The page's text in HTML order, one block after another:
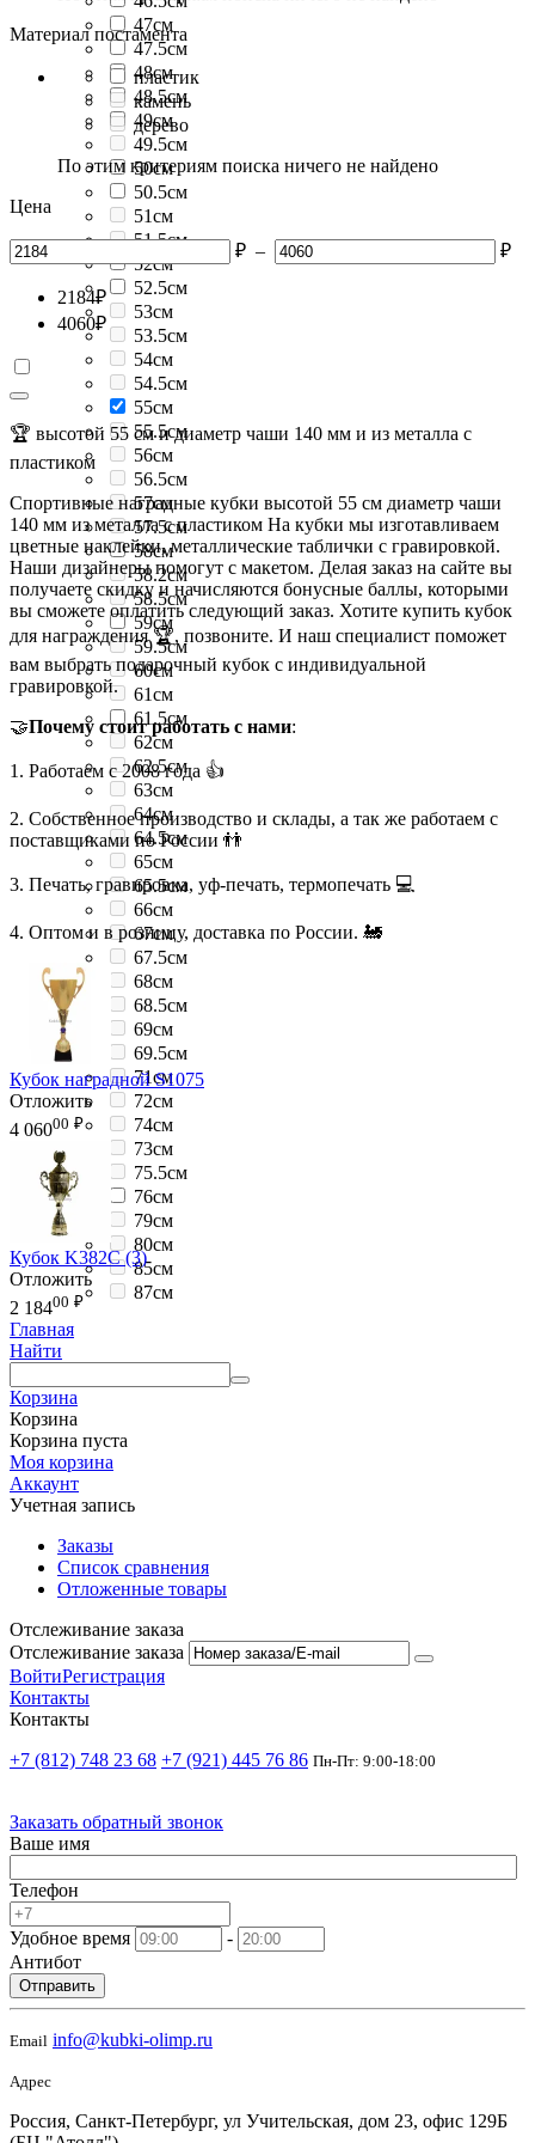
47см
47.5см
48см
48.5см
49см
49.5см
50см
50.5см
51см
51.5см
52см
52.5см
53см
53.5см
54см
54.5см
55см
55.5см
56см
56.5см
57см
57.5см
58см
58.2см
58.5см
59см
59.5см
60см
61см
61.5см
62см
62.5см
63см
64см
64.5см
65см
65.5см
66см
67см
67.5см
68см
68.5см
69см
69.5см
71см
72см
74см
73см
75.5см
76см
79см
80см
85см
87см
Материал постамента
пластик
камень
дерево
По этим критериям поиска ничего не найдено
Цена
₽ – ₽
2184₽
4060₽
🏆 высотой 55 см и диаметр чаши 140 мм и из металла с
пластиком
Спортивные наградные кубки высотой 55 см диаметр чаши
140 мм из металла с пластиком На кубки мы изготавливаем
цветные наклейки, металлические таблички с гравировкой.
Наши дизайнеры помогут с макетом. Делая заказ на сайте вы
получаете скидку и начисляются бонусные баллы, которыми
вы сможете оплатить следующий заказ. Хотите купить кубок
для награждения 🏆, позвоните. И наш специалист поможет
вам выбрать подарочный кубок с индивидуальной
гравировкой.
🤝Почему стоит работать с нами:
1. Работаем с 2008 года 👍
2. Собственное производство и склады, а так же работаем с
поставщиками по России 👬
3. Печать, гравировка, уф-печать, термопечать 💻
4. Оптом и в розницу, доставка по России. 🚂
Кубок наградной S1075
Отложить
4 06000 ₽
Кубок K382C (3)
Отложить
2 18400 ₽
Главная
Найти
Корзина
Корзина
Корзина пуста
Моя корзина
Аккаунт
Учетная запись
Заказы
Список сравнения
Отложенные товары
Отслеживание заказа
Отслеживание заказа
ВойтиРегистрация
Контакты
Контакты
+7 (812) 748 23 68 +7 (921) 445 76 86 Пн-Пт: 9:00-18:00
Заказать обратный звонок
Ваше имя
Телефон
Удобное время
-
Антибот
Отправить
Email info@kubki-olimp.ru
Адрес
Россия, Санкт-Петербург, ул Учительская, дом 23, офис 129Б